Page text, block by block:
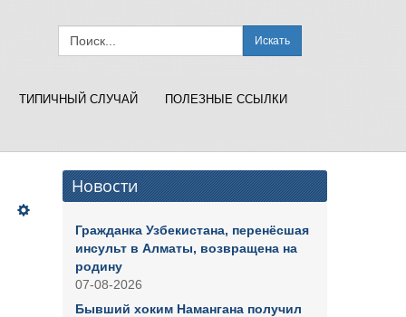
Искать
ТИПИЧНЫЙ СЛУЧАЙ ПОЛЕЗНЫЕ ССЫЛКИ
Новости
Гражданка Узбекистана, перенёсшая
инсульт в Алматы, возвращена на
родину
07-08-2026
Бывший хоким Намангана получил